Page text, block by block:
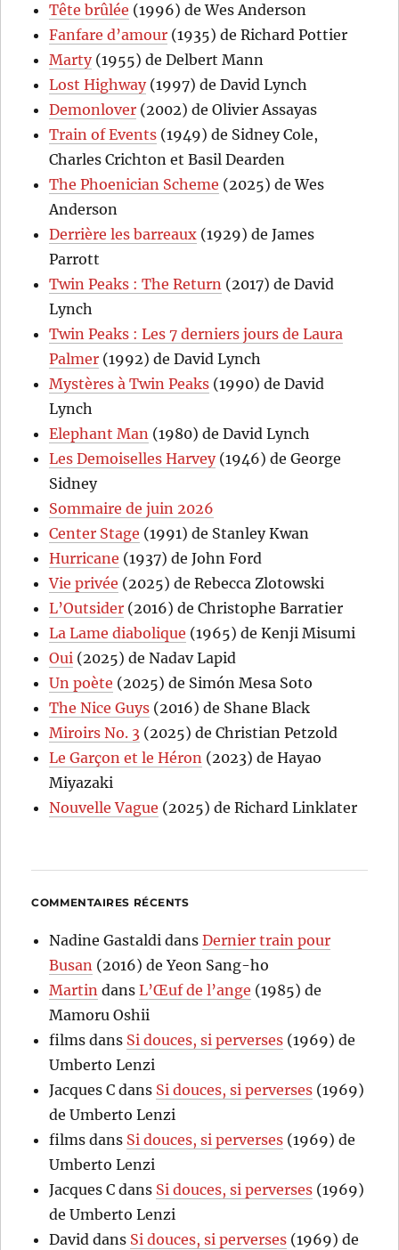
Tête brûlée (1996) de Wes Anderson
Fanfare d’amour (1935) de Richard Pottier
Marty(1955) de Delbert Mann
Lost Highway(1997) de David Lynch
Demonlover (2002) de Olivier Assayas
Train of Events (1949) de Sidney Cole,
Charles Crichton et Basil Dearden
The Phoenician Scheme (2025) de Wes
Anderson
Derrière les barreaux (1929) de James
Parrott
Twin Peaks : The Return (2017) de David
Lynch
Twin Peaks : Les 7 derniers jours de Laura
Palmer (1992) de David Lynch
Mystères à Twin Peaks (1990) de David
Lynch
Elephant Man (1980) de David Lynch
Les Demoiselles Harvey(1946) de George
Sidney
Sommaire de juin 2026
Center Stage (1991) de Stanley Kwan
Hurricane (1937) de John Ford
Vie privée (2025) de Rebecca Zlotowski
L’Outsider (2016) de Christophe Barratier
La Lame diabolique (1965) de Kenji Misumi
Oui (2025) de Nadav Lapid
Un poète (2025) de Simón Mesa Soto
The Nice Guys (2016) de Shane Black
Miroirs No. 3 (2025) de Christian Petzold
Le Garçon et le Héron (2023) de Hayao
Miyazaki
Nouvelle Vague (2025) de Richard Linklater
COMMENTAIRES RÉCENTS
Nadine Gastaldi dansDernier train pour
Busan (2016) de Yeon Sang-ho
Martin dansL’Œuf de l’ange (1985) de
Mamoru Oshii
films dans Si douces, si perverses (1969) de
Umberto Lenzi
Jacques C dans Si douces, si perverses (1969)
de Umberto Lenzi
films dans Si douces, si perverses (1969) de
Umberto Lenzi
Jacques C dans Si douces, si perverses (1969)
de Umberto Lenzi
David dans Si douces, si perverses (1969) de